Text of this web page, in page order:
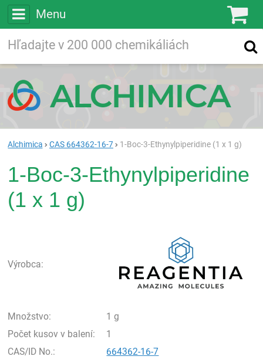
Menu
Vyhľadávanie
Alchimica CAS 664362-16-7 1-Boc-3-Ethynylpiperidine (1 x 1 g)
1-Boc-3-Ethynylpiperidine
(1 x 1 g)
Výrobca:
Množstvo:
1 g
Počet kusov v balení:
1
CAS/ID No.:
664362-16-7